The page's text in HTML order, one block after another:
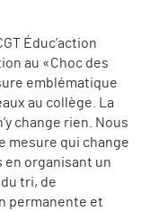
Éduc’action
au «Choc des
emblématique
au collège. La
change rien. Nous
mesure qui change
en organisant un
tri, de
permanente et